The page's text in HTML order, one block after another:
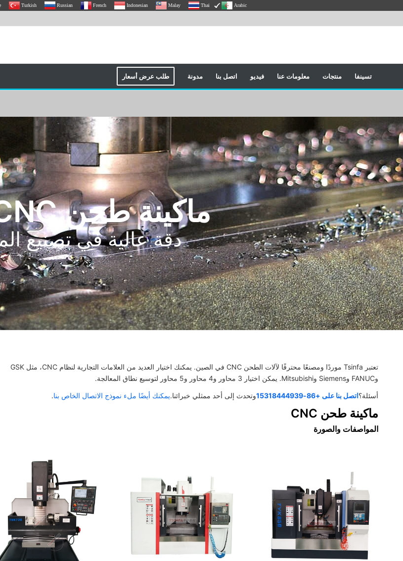
Turkish Russian French Indonesian Malay Thai Arabic
تسينفا منتجات معلومات عنا فيديو اتصل بنا مدونة طلب عرض أسعار
ماكينة طحن CNC للبيع
دقة عالية في تصنيع
تعتبر Tsinfa موردًا ومصنعًا محترفًا لآلات الطحن CNC في الصين. يمكنك اختيار العديد من العلامات التجارية لنظام CNC، مثل GSK
وFANUC وSiemens وMitsubishi. يمكن اختيار 3 محاور و4 محاور و5 محاور لتوسيع نطاق المعالجة.
أسئلة؟اتصل بنا على +86-15318444939 وتحدث إلى أحد ممثلي خبرائنا.يمكنك أيضًا ملء نموذج الاتصال الخاص بنا.
ماكينة طحن CNC
المواصفات والصورة